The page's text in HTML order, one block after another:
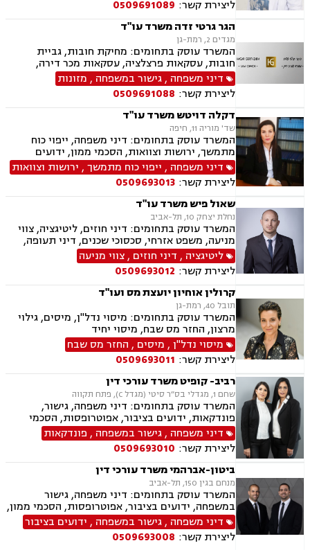
ישראל
ליצירת קשר: 0509691089
הגר גרטי זדה משרד עו"ד
מגדים 2, רמת-גן
המשרד עוסק בתחומים: מחיקת חובות, גביית
חובות, עסקאות פרצלציה, עסקאות מכר דירה,
הסכמי ממון, ייפוי כוח מתמשך, ירושות וצוואות,
אפוטרופסות, גישור במשפחה, גירושין, מקרקעין,
הוצאה לפועל, אימוץ, הורות חד מינית, מזונות,
משמורת, נישואים אזרחיים, חלוקת רכוש, תיאום
הורי, זמני שהות, אומנה, ניכור הורי, עסקאות מתנה,
ידועים בציבור, פינוי מושכר, צווארון לבן, הלבנת הון,
אלימות במשפחה, עבירות סמים, נפגעי עבירה
דיני משפחה ,גישור במשפחה , מזונות
ליצירת קשר: 0509691088
דקלה דויטש משרד עו"ד
שד' מוריה 11, חיפה
המשרד עוסק בתחומים: דיני משפחה, ייפוי כוח
מתמשך, ירושות וצוואות, הסכמי ממון, ידועים
בציבור, אפוטרופסות, חלוקת רכוש, מעמד אישי,
ניכור הורי, אבהות, מזונות, משמורת זמני שהות,
החזקת ילדים, גירושין, הורות חד מינית, נישואים
אזרחיים, עסקאות מתנה
דיני משפחה , ייפוי כוח מתמשך, ירושות וצוואות
ליצירת קשר: 0509693013
שאול פיש משרד עו"ד
נחלת יצחק 10, תל-אביב
המשרד עוסק בתחומים: דיני חוזים, ליטיגציה, צווי
מניעה, משפט אזרחי, סכסוכי שכנים, דיני תעופה,
נזקי רכוש, דיני צרכנות ותיירות, קניין רוחני, זכויות
יוצרים, הגנת הפרטיות, תביעות ייצוגיות, לשון הרע,
פינוי מושכר
ליטיגציה , דיני חוזים ,צווי מניעה
ליצירת קשר: 0509693012
קרולין אוחיון יועצת מס ועו"ד
תובל 40, רמת-גן
המשרד עוסק בתחומים: מיסוי נדל"ן, מיסים, גילוי
מרצון, החזר מס שבח, מיסוי יחיד
מיסוי נדל"ן, מיסים , החזר מס שבח
ליצירת קשר: 0509693011
רביב- קופיט משרד עורכי דין
שחם 1, מגדלי בס״ר סיטי (מגדל C), פתח תקווה
המשרד עוסק בתחומים: דיני משפחה, גישור,
פונדקאות, ידועים בציבור, אפוטרופסות, הסכמי
ממון, אבהות, מזונות, משמורת, גירושין, הורות חד
מינית, נישואים חד אזרחיים, אימוץ, חלוקת רכוש,
מעמד אישי, תיאום הורי, חטיפת ילדים, זמני שהות,
אומנה, ניכור הורי, עסקאות מתנה.
דיני משפחה ,גישור במשפחה , פונדקאות
ליצירת קשר: 0509693010
ביטון-אברהמי משרד עורכי דין
מנחם בגין 150, תל-אביב
המשרד עוסק בתחומים: דיני משפחה, גישור
במשפחה, ידועים בציבור, אפוטרופסות, הסכמי ממון,
אבהות, מזונות, משמורת, גירושין, נישואים אזרחיים,
חלוקת רכוש, מעמד אישי, תיאום הורי, זמני שהות,
ניכור הורי, עסקאות מתנה.
דיני משפחה ,גישור במשפחה , ידועים בציבור
ליצירת קשר: 0509693008